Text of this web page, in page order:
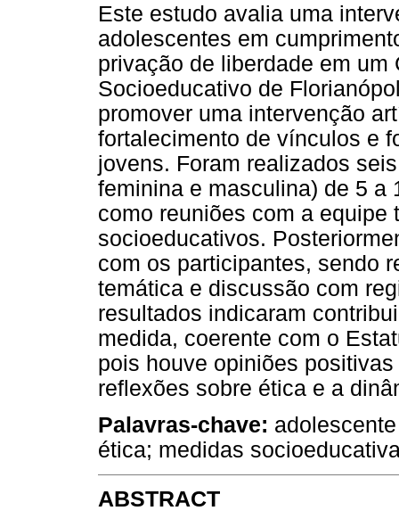
Este estudo avalia uma
adolescentes em
privação de liberdade em um
Socioeducativo de
promover uma intervenção
fortalecimento de vínculos e
jovens. Foram realizados
feminina e masculina) de 5 a
como reuniões com a equipe
socioeducativos.
com os participantes, sendo
temática e discussão com
resultados indicaram
medida, coerente com o
pois houve opiniões
reflexões sobre ética e a
Palavras-chave:
ética; medidas
ABSTRACT